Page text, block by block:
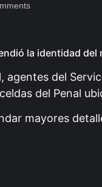
la identidad del
del
del Penal
mayores